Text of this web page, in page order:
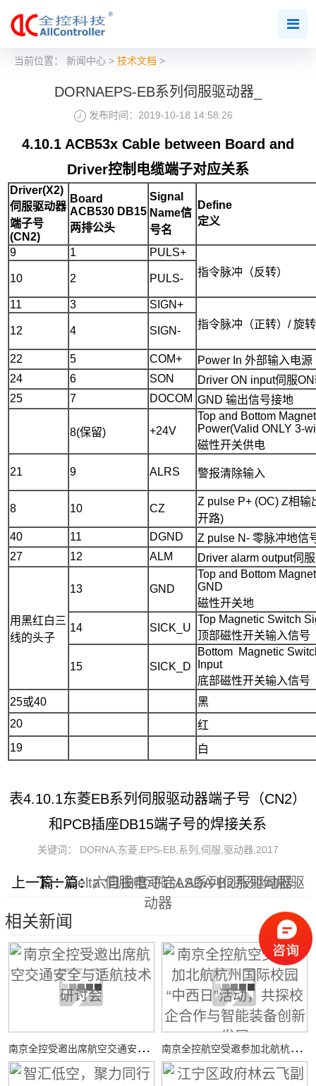
当前位置： 新闻中心> 技术文档 >
DORNAEPS-EB系列伺服驱动器_
发布时间：2019-10-18 14:58:26
4.10.1 ACB53x Cable between Board and
Driver控制电缆端子对应关系
Driver(X2)
伺服驱动器
端子号
(CN2)
Board
ACB530 DB15
两排公头
Signal
Name信
号名
Define
定义
9 1
PULS+
指令脉冲（反转）
10 2 PULS-
11 3
SIGN+
指令脉冲（正转）/ 旋
12 4 SIGN-
22 5 COM+
Power In 外部输入电源
24
6 SON
Driver ON input伺服
25
7 DOCOM GND 输出信号接地
8(保留) +24V
Top and Bottom
Power(Valid ONLY 3-
磁性开关供电
21 9 ALRS 警报清除输入
8 10 CZ
Z pulse P+ (OC) Z相输
开路)
40
11 DGND
Z pulse N- 零脉冲地信
27
12 ALM Driver alarm output伺
用黑红白三
线的头子
13 GND
Top and Bottom
GND
磁性开关地
14 SICK_U
Top Magnetic Switch
顶部磁性开关输入信号
15 SICK_D
Bottom Magnetic
Input
底部磁性开关输入信号
25或40
黑
20
红
19
白
表4.10.1东菱EB系列伺服驱动器端子号（CN2）
和PCB插座DB15端子号的焊接关系
关键词： DORNA,东菱,EPS-EB,系列,伺服,驱动器,2017
上一篇：Delta 伺服电动缸ASDA-B2系列伺服驱
动器
下一篇：六自由度平台LA系列伺服驱动器
相关新闻
南
京全控受邀出席航空交通安全与适航技术研讨会 南
京全控航空受邀参加北航杭州国际校园“中西日”活动，共探校企合作与智能装备创新发展